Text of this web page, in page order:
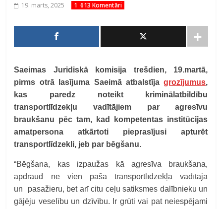
19. marts, 2025 1 613 Komentāri
Saeimas Juridiskā komisija trešdien, 19.martā,
pirms otrā lasījuma Saeimā atbalstījagrozījumus,
kas paredz noteikt kriminālatbildību
transportlīdzekļu vadītājiem par agresīvu
braukšanu pēc tam, kad kompetentas institūcijas
amatpersona atkārtoti pieprasījusi apturēt
transportlīdzekli, jeb par bēgšanu.
“Bēgšana, kas izpaužas kā agresīva braukšana,
apdraud ne vien paša transportlīdzekļa vadītāja
un pasažieru, bet arī citu ceļu satiksmes dalībnieku un
gājēju veselību un dzīvību. Ir grūti vai pat neiespējami